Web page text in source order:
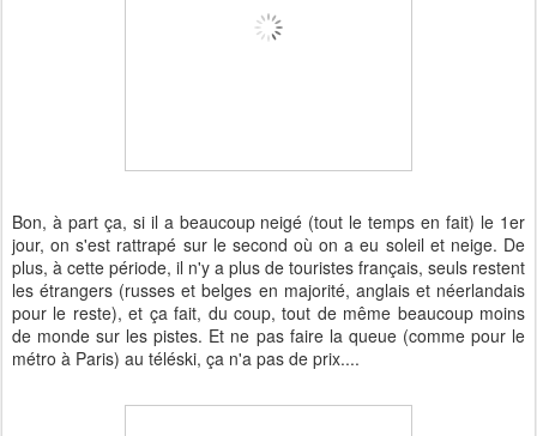
Bon, à part ça, si il a beaucoup neigé (tout le temps en fait) le 1er
jour, on s'est rattrapé sur le second où on a eu soleil et neige. De
plus, à cette période, il n'y a plus de touristes français, seuls restent
les étrangers (russes et belges en majorité, anglais et néerlandais
pour le reste), et ça fait, du coup, tout de même beaucoup moins
de monde sur les pistes. Et ne pas faire la queue (comme pour le
métro à Paris) au téléski, ça n'a pas de prix....